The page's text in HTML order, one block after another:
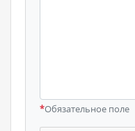
*Обязательное поле